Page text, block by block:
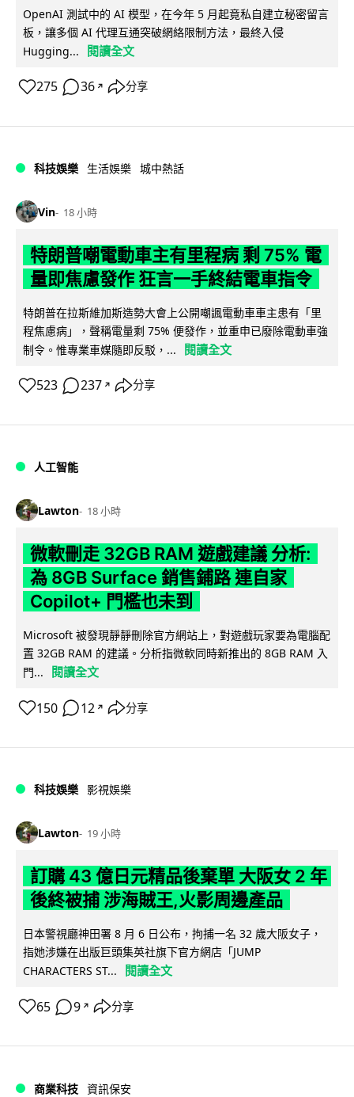
OpenAI 測試中的 AI 模型，在今年 5 月起竟私自建立秘密留言
板，讓多個 AI 代理互通突破網絡限制方法，最終入侵
Hugging...
閱讀全文
275 36 ↗ 分享
科技娛樂 生活娛樂 城中熱話
Vin 18 小時
特朗普嘲電動車主有里程病 剩 75% 電
量即焦慮發作 狂言一手終結電車指令
特朗普在拉斯維加斯造勢大會上公開嘲諷電動車車主患有「里
程焦慮病」，聲稱電量剩 75% 便發作，並重申已廢除電動車強
制令。惟專業車媒隨即反駁，...
閱讀全文
523 237 ↗ 分享
人工智能
Lawton 18 小時
微軟刪走 32GB RAM 遊戲建議 分析:
為 8GB Surface 銷售鋪路 連自家
Copilot+ 門檻也未到
Microsoft 被發現靜靜刪除官方網站上，對遊戲玩家要為電腦配
置 32GB RAM 的建議。分析指微軟同時新推出的 8GB RAM 入
門...
閱讀全文
150 12 ↗ 分享
科技娛樂 影視娛樂
Lawton 19 小時
訂購 43 億日元精品後棄單 大阪女 2 年
後終被捕 涉海賊王,火影周邊產品
日本警視廳神田署 8 月 6 日公布，拘捕一名 32 歲大阪女子，
指她涉嫌在出版巨頭集英社旗下官方網店「JUMP
CHARACTERS ST...
閱讀全文
65 9 ↗ 分享
商業科技 資訊保安